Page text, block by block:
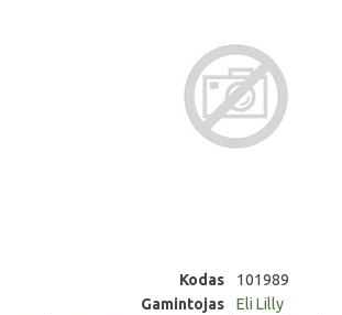
Kodas
101989
Gamintojas
Eli Lilly